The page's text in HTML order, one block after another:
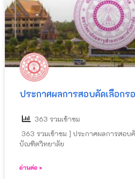
ประกาศผลการสอบคัดเลือกร
363 รวมเข้าชม
363 รวมเข้าชม ] ประกาศผลการสอบ
บัณฑิตวิทยาลัย
อ่านต่อ »